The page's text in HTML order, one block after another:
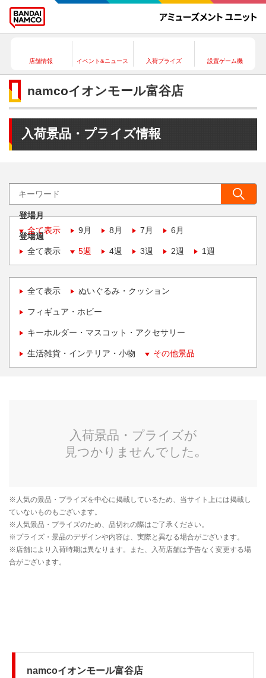
店舗情報 イベント&ニュース 入荷プライズ 設置ゲーム機
namcoイオンモール富谷店
入荷景品・プライズ情報
登場月
全て表示
9月 8月 7月 6月
登場週
全て表示
5週 4週 3週 2週 1週
全て表示 ぬいぐるみ・クッション
フィギュア・ホビー
キーホルダー・マスコット・アクセサリー
生活雑貨・インテリア・小物 その他景品
namcoイオンモール富谷店